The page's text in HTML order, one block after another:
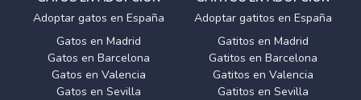
Adoptar gatos en España
Gatos en Madrid
Gatos en Barcelona
Gatos en Valencia
Gatos en Sevilla
Adoptar gatitos en España
Gatitos en Madrid
Gatitos en Barcelona
Gatitos en Valencia
Gatitos en Sevilla